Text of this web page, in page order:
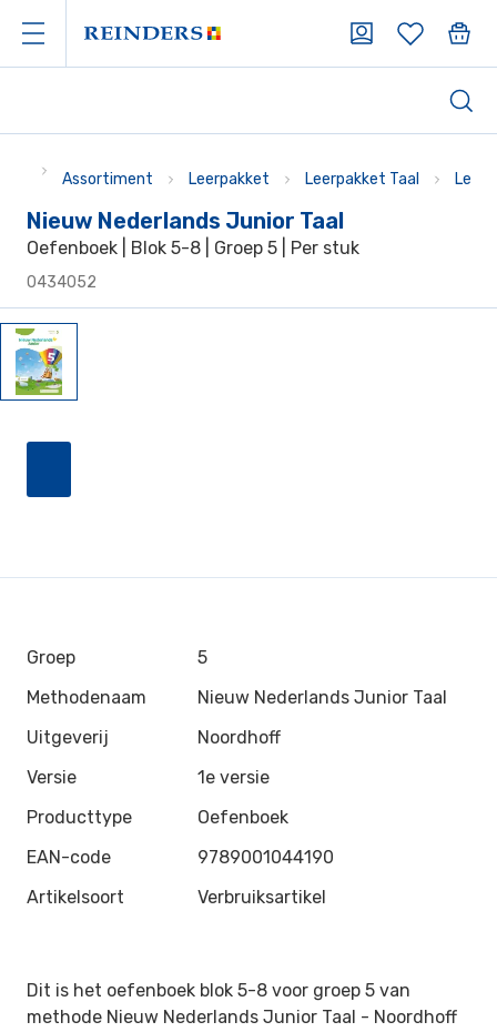
Assortiment Leerpakket Leerpakket Taal
Nieuw Nederlands Junior Taal
Oefenboek | Blok 5-8 | Groep 5 | Per stuk
0434052
Groep
5
Methodenaam
Nieuw Nederlands Junior Taal
Uitgeverij
Noordhoff
Versie
1e versie
Producttype
Oefenboek
EAN-code
9789001044190
Artikelsoort
Verbruiksartikel
Dit is het oefenboek blok 5-8 voor groep 5 van
methode Nieuw Nederlands Junior Taal - Noordhoff